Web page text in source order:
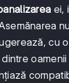
ei,
cu